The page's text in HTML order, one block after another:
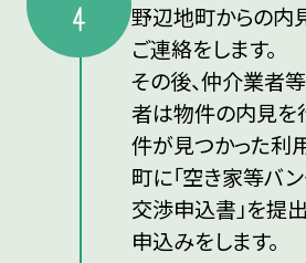
4
野辺地町からの内
ご連絡をします。
その後、仲介業者
者は物件の内見を
件が見つかった利
町に「空き家等バ
交渉申込書」を提
申込みをします。